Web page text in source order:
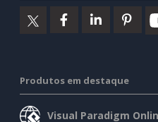
Produtos em destaque
Visual Paradigm